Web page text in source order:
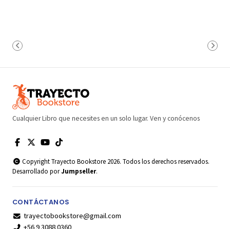
Cualquier Libro que necesites en un solo lugar. Ven y conócenos
Copyright Trayecto Bookstore 2026. Todos los derechos reservados.
Desarrollado porJumpseller.
CONTÁCTANOS
trayectobookstore@gmail.com
+56 9 3088 0360